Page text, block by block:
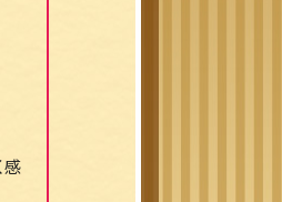
感